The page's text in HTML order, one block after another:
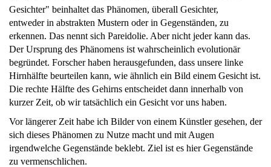
Gesichter" beinhaltet das Phänomen, überall Gesichter,
entweder in abstrakten Mustern oder in Gegenständen, zu
erkennen. Das nennt sich Pareidolie. Aber nicht jeder kann das.
Der Ursprung des Phänomens ist wahrscheinlich evolutionär
begründet. Forscher haben herausgefunden, dass unsere linke
Hirnhälfte beurteilen kann, wie ähnlich ein Bild einem Gesicht ist.
Die rechte Hälfte des Gehirns entscheidet dann innerhalb von
kurzer Zeit, ob wir tatsächlich ein Gesicht vor uns haben.
Vor längerer Zeit habe ich Bilder von einem Künstler gesehen, der
sich dieses Phänomen zu Nutze macht und mit Augen
irgendwelche Gegenstände beklebt. Ziel ist es hier Gegenstände
zu vermenschlichen.